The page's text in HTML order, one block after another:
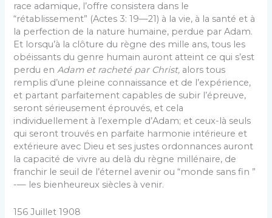
race adamique, l’offre consistera dans le
“rétablissement” (Actes 3: 19—21) à la vie, à la santé et à
la perfection de la nature humaine, perdue par Adam.
Et lorsqu’à la clôture du règne des mille ans, tous les
obéissants du genre humain auront atteint ce qui s’est
perdu enAdam et racheté par Christ, alors tous
remplis d’une pleine connaissance et de l’expérience,
et partant par­faitement capables de subir l’épreuve,
seront sérieusement éprouvés, et cela
individuellement à l’exemple d’Adam; et ceux-là seuls
qui seront trouvés en parfaite harmonie intérieure et
extérieure avec Dieu et ses justes ordonnances auront
la capacité de vivre au delà du règne millénaire, de
franchir le seuil de l’éternel avenir ou “monde sans fin ”
-— les bienheureux siècles à venir.
156 Juillet 1908